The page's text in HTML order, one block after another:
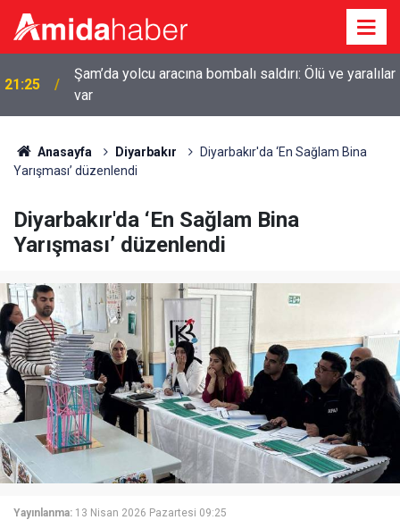
21:25
Şam’da yolcu aracına bombalı saldırı: Ölü ve yaralılar
var
Anasayfa Diyarbakır
Diyarbakır'da ‘En Sağlam Bina
Yarışması’ düzenlendi
Diyarbakır'da ‘En Sağlam Bina
Yarışması’ düzenlendi
Yayınlanma: 13 Nisan 2026 Pazartesi 09:25